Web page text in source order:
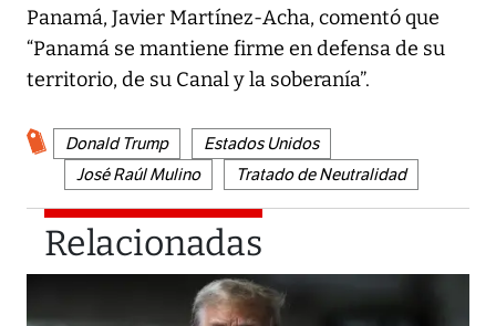
Panamá, Javier Martínez-Acha, comentó que
“Panamá se mantiene firme en defensa de su
territorio, de su Canal y la soberanía”.
Donald Trump
Estados Unidos
José Raúl Mulino
Tratado de Neutralidad
Relacionadas